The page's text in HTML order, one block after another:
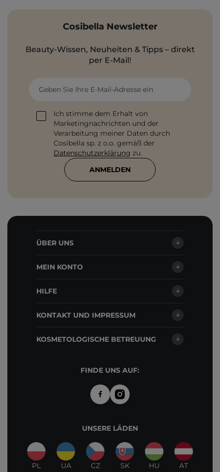
Cosibella Newsletter
Beauty-Wissen, Neuheiten & Tipps – direkt
per E-Mail!
Geben Sie Ihre E-Mail-Adresse ein
Ich stimme dem Erhalt von
Marketingnachrichten und der
Verarbeitung meiner Daten durch
Cosibella sp. z o.o. gemäß der
Datenschutzerklärung zu.
ANMELDEN
ÜBER UNS
MEIN KONTO
HILFE
KONTAKT UND IMPRESSUM
KOSMETOLOGISCHE BETREUUNG
FINDE UNS AUF:
UNSERE LÄDEN
PL UA CZ SK HU AT